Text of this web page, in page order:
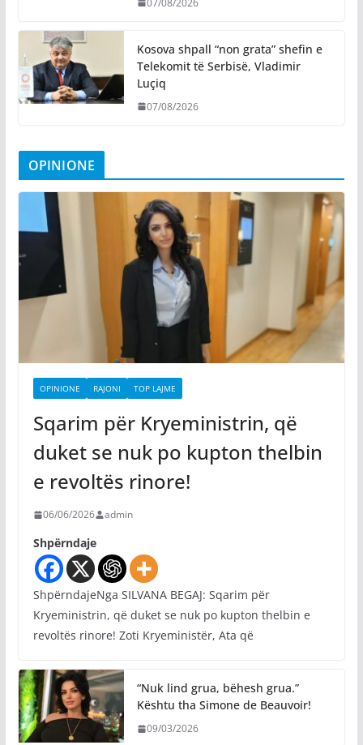
Kosova shpall “non grata” shefin e
Telekomit të Serbisë, Vladimir
Luçiq
07/08/2026
OPINIONE
OPINIONE RAJONI TOP LAJME
Sqarim për Kryeministrin, që
duket se nuk po kupton thelbin
e revoltës rinore!
06/06/2026 admin
Shpërndaje
ShpërndajeNga SILVANA BEGAJ: Sqarim për
Kryeministrin, që duket se nuk po kupton thelbin e
revoltës rinore! Zoti Kryeministër, Ata që
“Nuk lind grua, bëhesh grua.”
Kështu tha Simone de Beauvoir!
09/03/2026